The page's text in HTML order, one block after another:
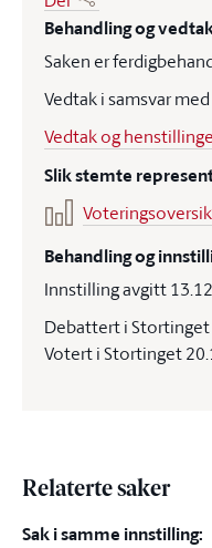
Behandling og
Saken er
Vedtak i samsvar
Vedtak og
Slik stemte
Behandling og
Innstilling avgitt
Debattert i Stortinget
Votert i Stortinget
Relaterte saker
Sak i samme innstilling: